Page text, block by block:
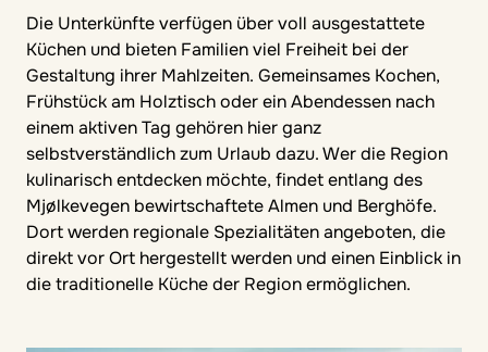
Die Unterkünfte verfügen über voll ausgestattete
Küchen und bieten Familien viel Freiheit bei der
Gestaltung ihrer Mahlzeiten. Gemeinsames Kochen,
Frühstück am Holztisch oder ein Abendessen nach
einem aktiven Tag gehören hier ganz
selbstverständlich zum Urlaub dazu. Wer die Region
kulinarisch entdecken möchte, findet entlang des
Mjølkevegen bewirtschaftete Almen und Berghöfe.
Dort werden regionale Spezialitäten angeboten, die
direkt vor Ort hergestellt werden und einen Einblick in
die traditionelle Küche der Region ermöglichen.